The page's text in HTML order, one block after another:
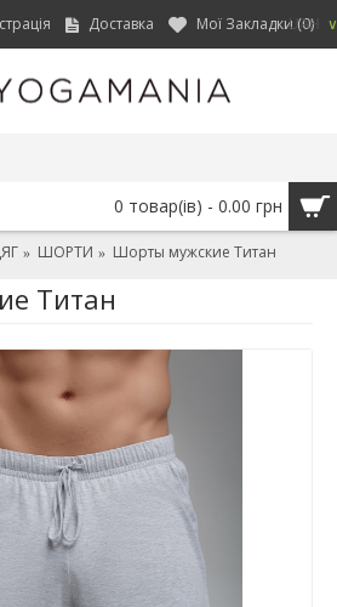
UAH ∨
Доставка Мої Закладки (0)
0 товар(ів) - 0.00 грн
ШОРТИ Шорты мужские Титан
Титан